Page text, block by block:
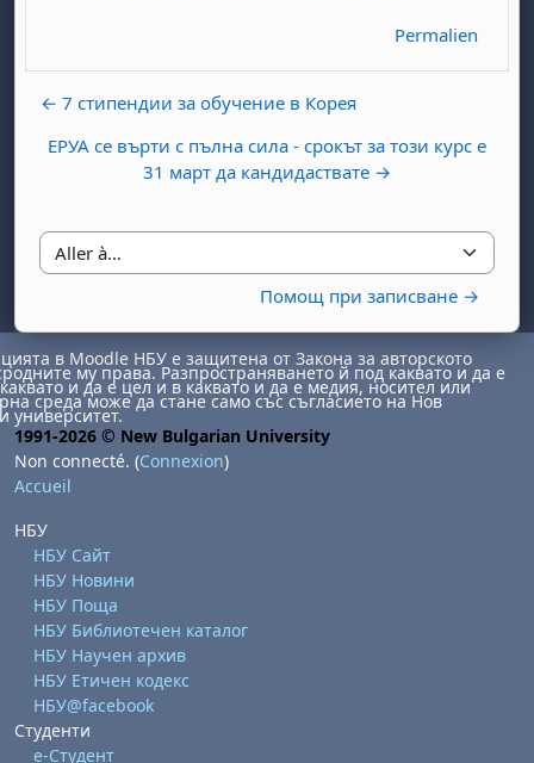
Permalien
← 7 стипендии за обучение в Корея
ЕРУА се върти с пълна сила - срокът за този курс е
31 март да кандидаствате →
Aller à…
Помощ при записване →
в Moodle НБУ е защитена от Закона за авторското
му права. Разпространяването й под каквато и да е
и да е цел и в каквато и да е медия, носител или
среда може да стане само със съгласието на Нов
университет.
1991-2026 © New Bulgarian University
Non connecté. (Connexion)
Accueil
НБУ
НБУ Сайт
НБУ Новини
НБУ Поща
НБУ Библиотечен каталог
НБУ Научен архив
НБУ Етичен кодекс
НБУ@facebook
Студенти
е-Студент